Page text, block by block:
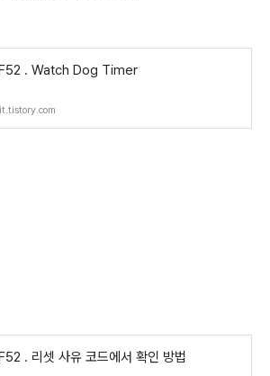
. Watch Dog Timer
. 리셋 사유 코드에서 확인 방법